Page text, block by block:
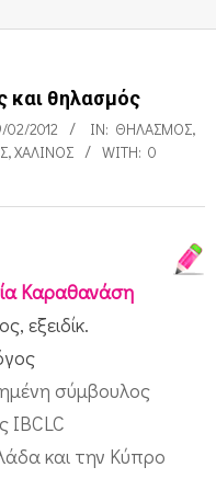
και θηλασμός
02/2012 IN: ΘΗΛΑΣΜΌΣ,
,ΧΑΛΙΝΌΣ WITH: 0
Καραθανάση
εξειδίκ.
σύμβουλος
IBCLC
και την Κύπρο